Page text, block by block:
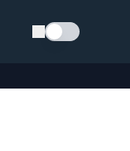
Schimba tema